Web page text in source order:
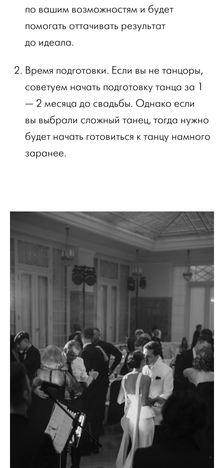
по вашим возможностям и будет
помогать оттачивать результат
до идеала.
Время подготовки. Если вы не танцоры,
советуем начать подготовку танца за 1
— 2 месяца до свадьбы. Однако если
вы выбрали сложный танец, тогда нужно
будет начать готовиться к танцу намного
заранее.